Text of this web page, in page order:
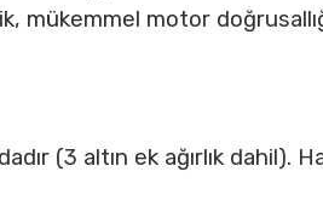
mükemmel motor
(3 altın ek ağırlık dahil).